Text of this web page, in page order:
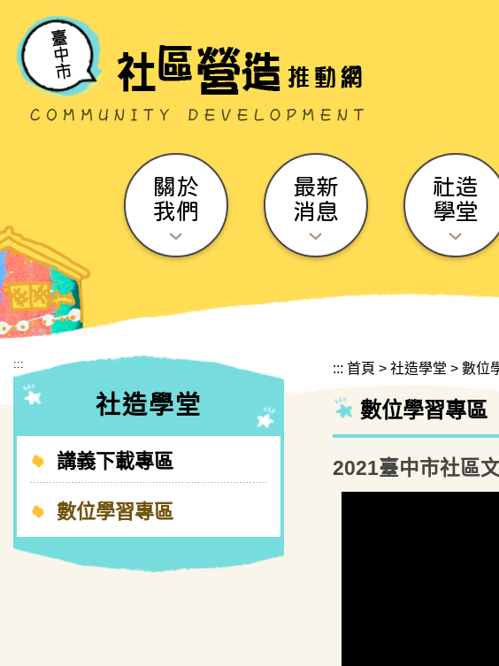
關於
我們
最新
消息
社造
學堂
:::
社造學堂
講義下載專區
數位學習專區
::: 首頁 > 社造學堂 > 數位
數位學習專區
2021臺中市社區